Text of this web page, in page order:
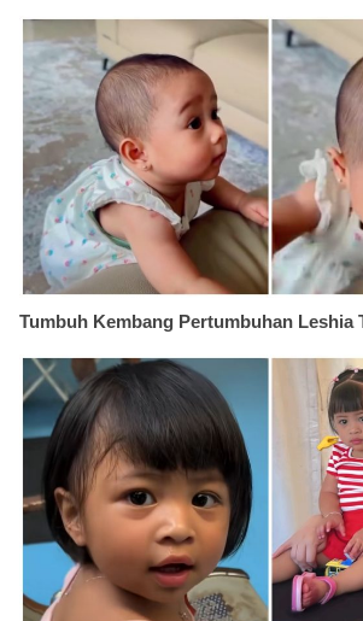
Tumbuh Kembang Pertumbuhan Leshia